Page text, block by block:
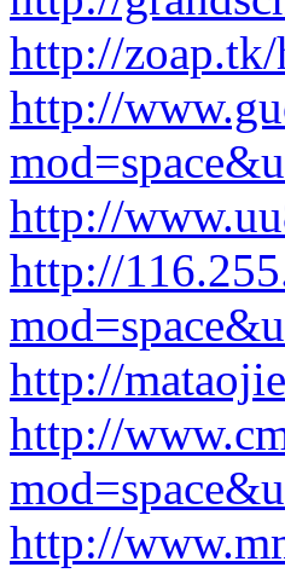
http://
http://
http://
http://
http://
http://
http://